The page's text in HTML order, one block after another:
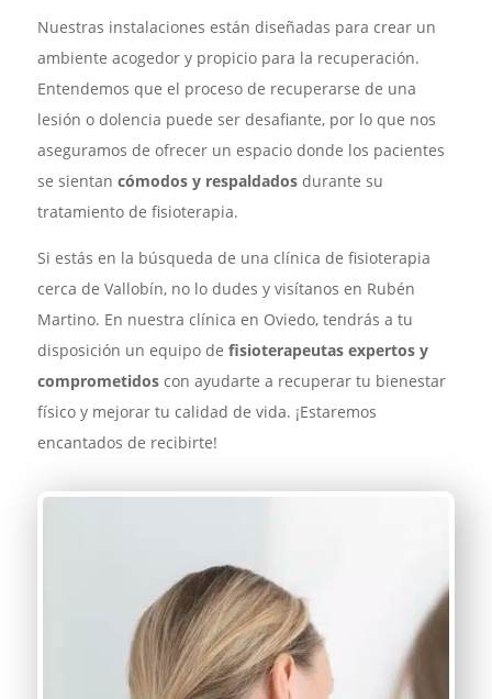
Nuestras instalaciones están diseñadas para crear un
ambiente acogedor y propicio para la recuperación.
Entendemos que el proceso de recuperarse de una
lesión o dolencia puede ser desafiante, por lo que nos
aseguramos de ofrecer un espacio donde los pacientes
se sientan cómodos y respaldadosdurante su
tratamiento de fisioterapia.
Si estás en la búsqueda de una clínica de fisioterapia
cerca de Vallobín, no lo dudes y visítanos en Rubén
Martino. En nuestra clínica en Oviedo, tendrás a tu
disposición un equipo de fisioterapeutas expertos y
comprometidoscon ayudarte a recuperar tu bienestar
físico y mejorar tu calidad de vida. ¡Estaremos
encantados de recibirte!